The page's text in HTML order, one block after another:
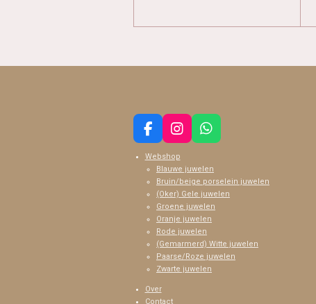
F
a
c
e
b
o
o
I
n
s
t
a
g
r
a
m
W
h
t
s
A
p
p
Webshop
Blauwe juwelen
Bruin/beige porselein juwelen
(Oker) Gele juwelen
Groene juwelen
Oranje juwelen
Rode juwelen
(Gemarmerd) Witte juwelen
Paarse/Roze juwelen
Zwarte juwelen
Over
Contact